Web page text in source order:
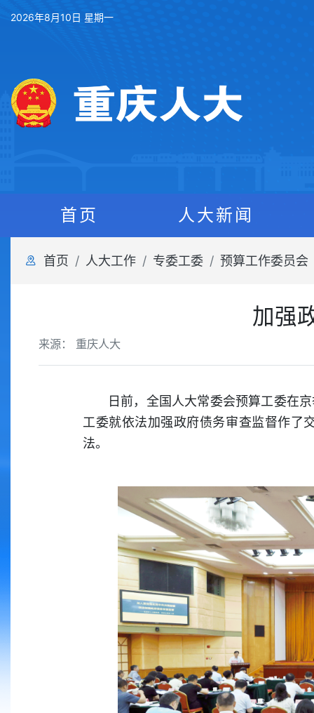
2026年8月10日 星期一
首页 人大新闻
首页 人大工作 专委工委 预算工作委员会
加强
来源： 重庆人大
日前，全国人大常委会预算工委在
工委就依法加强政府债务审查监督作了
法。